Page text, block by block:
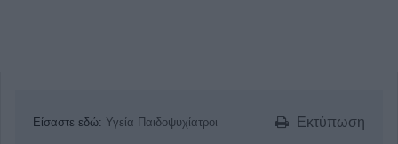
Εκτύπωση
Είσαστε εδώ: Υγεία Παιδοψυχίατροι